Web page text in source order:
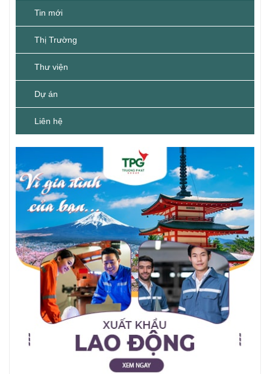
Tin mới
Thị Trường
Thư viện
Dự án
Liên hệ